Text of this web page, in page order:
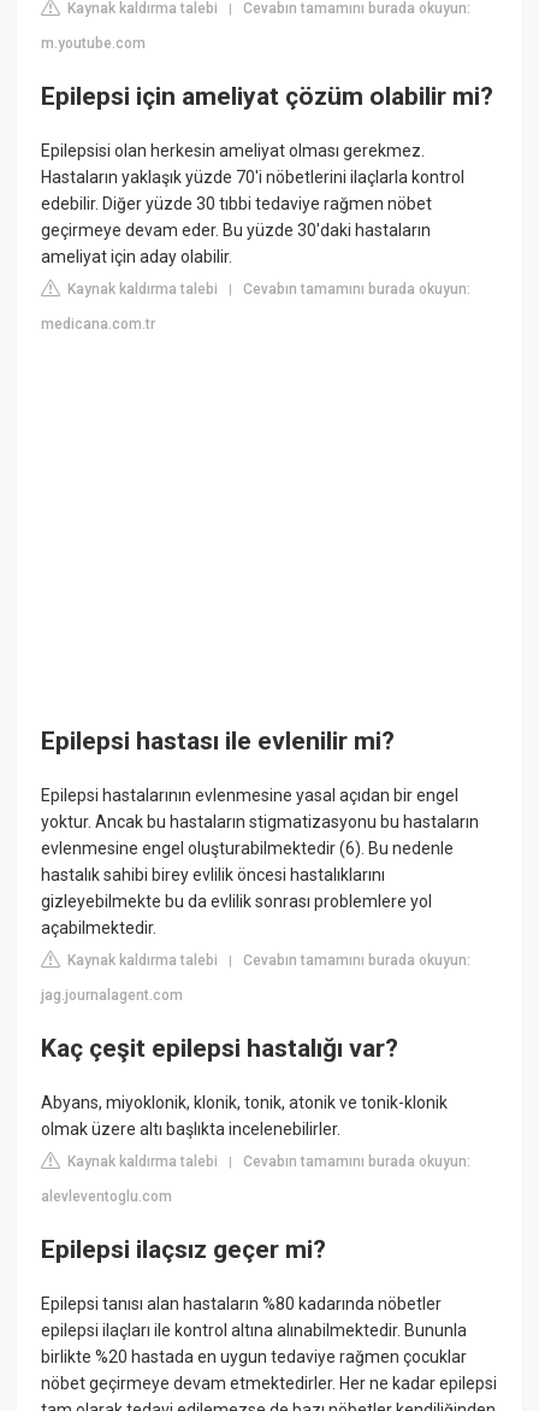
Kaynak kaldırma talebi |Cevabın tamamını burada okuyun:
m.youtube.com
Epilepsi için ameliyat çözüm olabilir mi?
Epilepsisi olan herkesin ameliyat olması gerekmez.
Hastaların yaklaşık yüzde 70'i nöbetlerini ilaçlarla kontrol
edebilir. Diğer yüzde 30 tıbbi tedaviye rağmen nöbet
geçirmeye devam eder. Bu yüzde 30'daki hastaların
ameliyat için aday olabilir.
Kaynak kaldırma talebi |Cevabın tamamını burada okuyun:
medicana.com.tr
Epilepsi hastası ile evlenilir mi?
Epilepsi hastalarının evlenmesine yasal açıdan bir engel
yoktur. Ancak bu hastaların stigmatizasyonu bu hastaların
evlenmesine engel oluşturabilmektedir (6). Bu nedenle
hastalık sahibi birey evlilik öncesi hastalıklarını
gizleyebilmekte bu da evlilik sonrası problemlere yol
açabilmektedir.
Kaynak kaldırma talebi |Cevabın tamamını burada okuyun:
jag.journalagent.com
Kaç çeşit epilepsi hastalığı var?
Abyans, miyoklonik, klonik, tonik, atonik ve tonik-klonik
olmak üzere altı başlıkta incelenebilirler.
Kaynak kaldırma talebi |Cevabın tamamını burada okuyun:
alevleventoglu.com
Epilepsi ilaçsız geçer mi?
Epilepsi tanısı alan hastaların %80 kadarında nöbetler
epilepsi ilaçları ile kontrol altına alınabilmektedir. Bununla
birlikte %20 hastada en uygun tedaviye rağmen çocuklar
nöbet geçirmeye devam etmektedirler. Her ne kadar epilepsi